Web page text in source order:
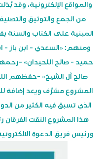
والمواقع الإلكترونية، وقد
من الجمع والتوثيق
المبنية على الكتاب والسنة
ومنهم: «السعدي - ابن باز -
حميد - صالح اللحيدان» -
صالح آل الشيخ» -حفظهم
المشروع مشرِّف ويعد إضافة
الذي تسبق فيه الكثير من
هذا المشروع التقت الفرقان
ورئيس فريق الدعوة